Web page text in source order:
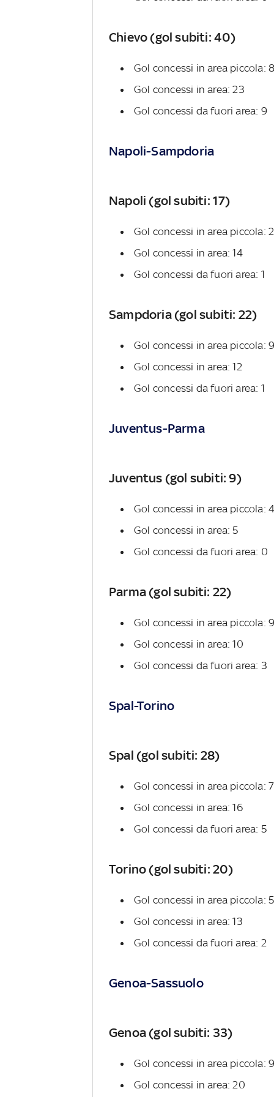
Chievo (gol subiti: 40)
Gol concessi in area piccola:
Gol concessi in area: 23
Gol concessi da fuori area: 9
Napoli-Sampdoria
Napoli (gol subiti: 17)
Gol concessi in area piccola: 2
Gol concessi in area: 14
Gol concessi da fuori area: 1
Sampdoria (gol subiti: 22)
Gol concessi in area piccola:
Gol concessi in area: 12
Gol concessi da fuori area: 1
Juventus-Parma
Juventus (gol subiti: 9)
Gol concessi in area piccola:
Gol concessi in area: 5
Gol concessi da fuori area: 0
Parma (gol subiti: 22)
Gol concessi in area piccola:
Gol concessi in area: 10
Gol concessi da fuori area: 3
Spal-Torino
Spal (gol subiti: 28)
Gol concessi in area piccola: 7
Gol concessi in area: 16
Gol concessi da fuori area: 5
Torino (gol subiti: 20)
Gol concessi in area piccola: 5
Gol concessi in area: 13
Gol concessi da fuori area: 2
Genoa-Sassuolo
Genoa (gol subiti: 33)
Gol concessi in area piccola:
Gol concessi in area: 20